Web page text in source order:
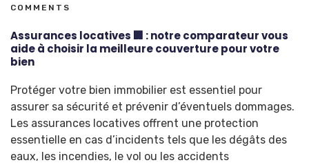
COMMENTS
Assurances locatives 🏢 : notre comparateur vous
aide à choisir la meilleure couverture pour votre
bien
Protéger votre bien immobilier est essentiel pour
assurer sa sécurité et prévenir d’éventuels dommages.
Les assurances locatives offrent une protection
essentielle en cas d’incidents tels que les dégâts des
eaux, les incendies, le vol ou les accidents